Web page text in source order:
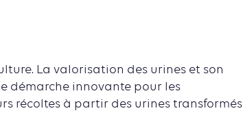
La valorisation des urines et son
démarche innovante pour les
récoltes à partir des urines transformés